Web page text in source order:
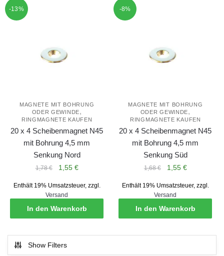
-13%
MAGNETE MIT BOHRUNG
ODER GEWINDE,
RINGMAGNETE KAUFEN
20 x 4 Scheibenmagnet N45
mit Bohrung 4,5 mm
Senkung Nord
1,78€
Ursprünglicher
war:
1,78 €
1,55 €Aktueller
ist:
1,55 €.
Enthält 19% Umsatzsteuer, zzgl.
Versand
In den Warenkorb
-8%
MAGNETE MIT BOHRUNG
ODER GEWINDE,
RINGMAGNETE KAUFEN
20 x 4 Scheibenmagnet N45
mit Bohrung 4,5 mm
Senkung Süd
1,68€
Ursprünglicher
war:
1,68 €
1,55 €Aktueller
ist:
1,55 €.
Enthält 19% Umsatzsteuer, zzgl.
Versand
In den Warenkorb
Show Filters